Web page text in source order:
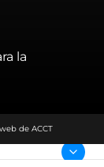
la
de ACCT